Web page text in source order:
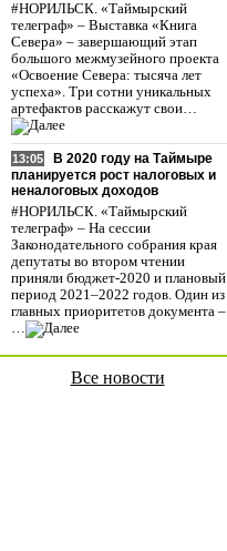
#НОРИЛЬСК. «Таймырский
телеграф» – Выставка «Книга
Севера» – завершающий этап
большого межмузейного проекта
«Освоение Севера: тысяча лет
успеха». Три сотни уникальных
артефактов расскажут свои…
13:05
В 2020 году на Таймыре
планируется рост налоговых и
неналоговых доходов
#НОРИЛЬСК. «Таймырский
телеграф» – На сессии
Законодательного собрания края
депутаты во втором чтении
приняли бюджет-2020 и плановый
период 2021–2022 годов. Один из
главных приоритетов документа –
…
Все новости